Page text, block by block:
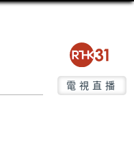
電視直播